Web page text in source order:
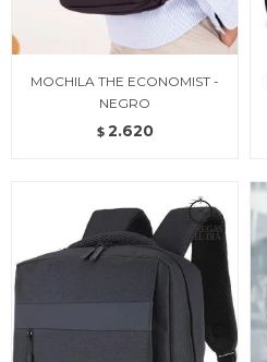
MOCHILA THE ECONOMIST -
NEGRO
$ 2.620